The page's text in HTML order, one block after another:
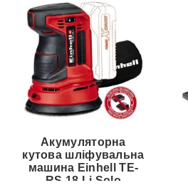
Акумуляторна
кутова шліфувальна
машина Einhell TE-
RS 18 Li Solo